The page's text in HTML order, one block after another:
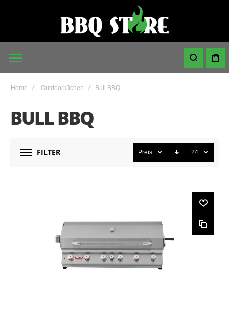
Home Outdoorküchen Bull BBQ
BULL BBQ
FILTER Preis 24